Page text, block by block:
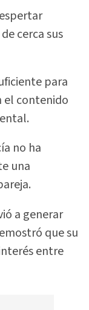
cerca sus
para
el contenido
no ha
una
a generar
que su
entre